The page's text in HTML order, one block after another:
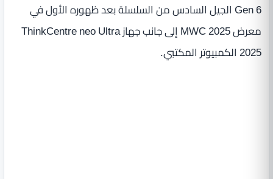
Gen 6 الجيل السادس من السلسلة بعد ظهوره الأول في
معرض MWC 2025 إلى جانب جهاز ThinkCentre neo Ultra
2025 الكمبيوتر المكتبي.